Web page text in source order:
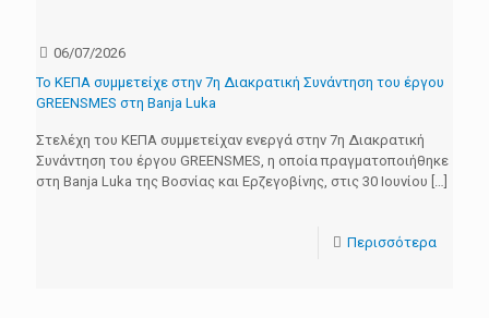
06/07/2026
Το ΚΕΠΑ συμμετείχε στην 7η Διακρατική Συνάντηση του έργου
GREENSMES στη Banja Luka
Στελέχη του ΚΕΠΑ συμμετείχαν ενεργά στην 7η Διακρατική
Συνάντηση του έργου GREENSMES, η οποία πραγματοποιήθηκε
στη Banja Luka της Βοσνίας και Ερζεγοβίνης, στις 30 Ιουνίου […]
Περισσότερα